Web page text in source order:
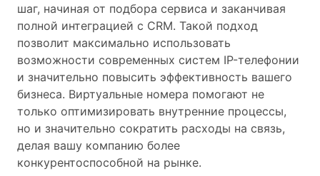
шаг, начиная от подбора сервиса и заканчивая
полной интеграцией с CRM. Такой подход
позволит максимально использовать
возможности современных систем IP-телефонии
и значительно повысить эффективность вашего
бизнеса. Виртуальные номера помогают не
только оптимизировать внутренние процессы,
но и значительно сократить расходы на связь,
делая вашу компанию более
конкурентоспособной на рынке.